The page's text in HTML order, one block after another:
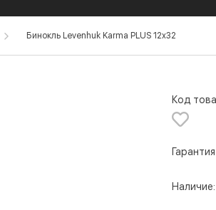
Бинокль Levenhuk Karma PLUS 12x32
Код
Наличие: